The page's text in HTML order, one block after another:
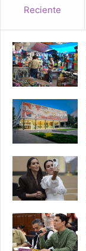
Reciente